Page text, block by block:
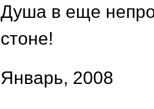
Душа в еще
стоне!
Январь, 2008